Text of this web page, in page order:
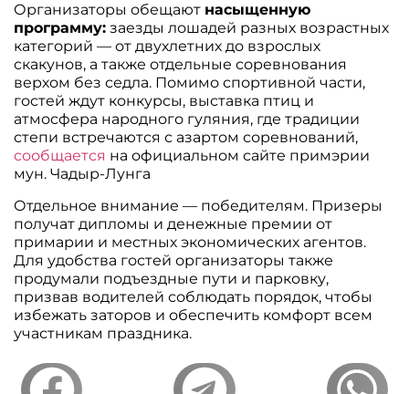
Организаторы обещают насыщенную
программу: заезды лошадей разных возрастных
категорий — от двухлетних до взрослых
скакунов, а также отдельные соревнования
верхом без седла. Помимо спортивной части,
гостей ждут конкурсы, выставка птиц и
атмосфера народного гуляния, где традиции
степи встречаются с азартом соревнований,
сообщается на официальном сайте примэрии
мун. Чадыр-Лунга
Отдельное внимание — победителям. Призеры
получат дипломы и денежные премии от
примарии и местных экономических агентов.
Для удобства гостей организаторы также
продумали подъездные пути и парковку,
призвав водителей соблюдать порядок, чтобы
избежать заторов и обеспечить комфорт всем
участникам праздника.